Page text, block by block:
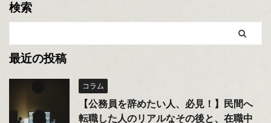
検索
最近の投稿
コラム
【公務員を辞めたい人、必見！】民間へ
転職した人のリアルなその後と、在職中